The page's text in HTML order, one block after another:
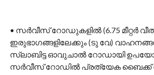
• സർവീസ് റോഡുകളിൽ (6.75 മീറ്റർ
ഇരുഭാഗങ്ങളിലേക്കും (ടു വേ)
സ്ലാബിട്ട ഓവുചാൽ റോഡായി
സർവീസ് റോഡിൽ പ്രത്യേക ബൈക്ക്